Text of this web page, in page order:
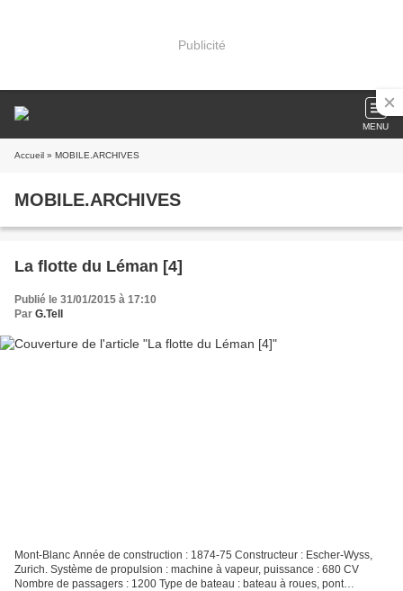
Publicité
MENU
Accueil » MOBILE.ARCHIVES
MOBILE.ARCHIVES
La flotte du Léman [4]
Publié le 31/01/2015 à 17:10
Par G.Tell
Mont-Blanc Année de construction : 1874-75 Constructeur : Escher-Wyss,
Zurich. Système de propulsion : machine à vapeur, puissance : 680 CV
Nombre de passagers : 1200 Type de bateau : bateau à roues, pont